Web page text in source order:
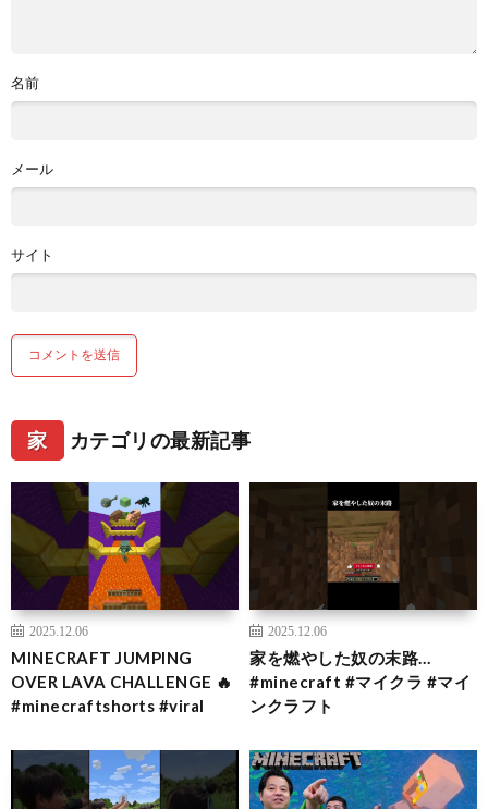
名前
メール
サイト
家 カテゴリの最新記事
2025.12.06
MINECRAFT JUMPING
OVER LAVA CHALLENGE 🔥
#minecraftshorts #viral
2025.12.06
家を燃やした奴の末路…
#minecraft #マイクラ #マイ
ンクラフト